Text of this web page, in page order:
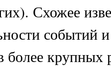
Схожее
событий
более крупных